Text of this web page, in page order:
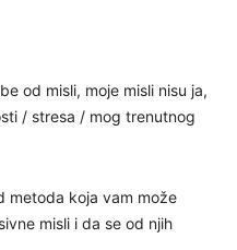
od misli, moje misli nisu ja,
/ stresa / mog trenutnog
metoda koja vam može
misli i da se od njih